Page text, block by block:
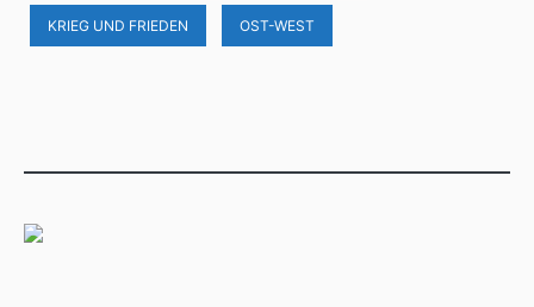
KRIEG UND FRIEDEN OST-WEST